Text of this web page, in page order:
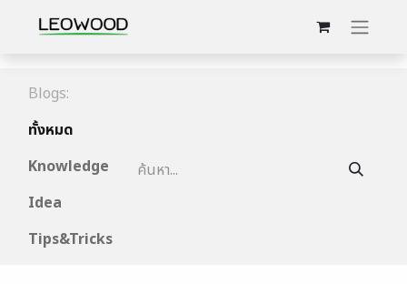
Blogs:
ทั้งหมด
Knowledge
Idea
Tips&Tricks